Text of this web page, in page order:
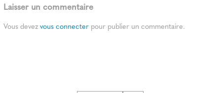
Laisser un commentaire
Vous devezvous connecter pour publier un commentaire.